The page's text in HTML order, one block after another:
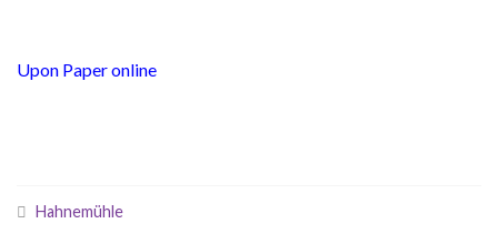
Upon Paper online
Hahnemühle